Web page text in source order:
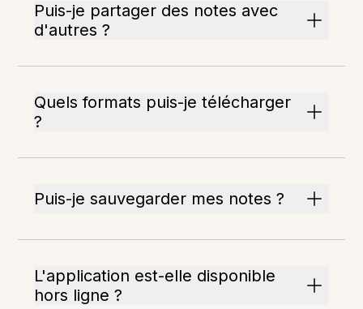
Puis-je partager des notes avec
d'autres ?
Quels formats puis-je télécharger
?
Puis-je sauvegarder mes notes ?
L'application est-elle disponible
hors ligne ?